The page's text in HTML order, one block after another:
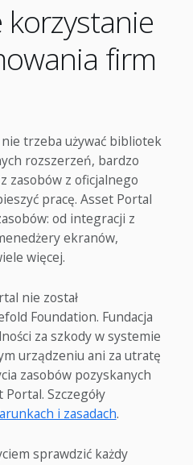
korzystanie
firm
trzeba używać bibliotek
rozszerzeń, bardzo
zasobów z oficjalnego
pracę. Asset Portal
od integracji z
ekranów,
więcej.
nie został
Foundation. Fundacja
za szkody w systemie
urządzeniu ani za utratę
zasobów pozyskanych
Szczegóły
i zasadach.
sprawdzić każdy